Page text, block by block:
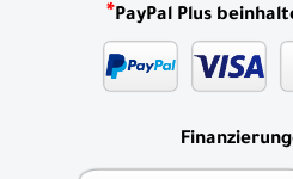
*PayPal Plus